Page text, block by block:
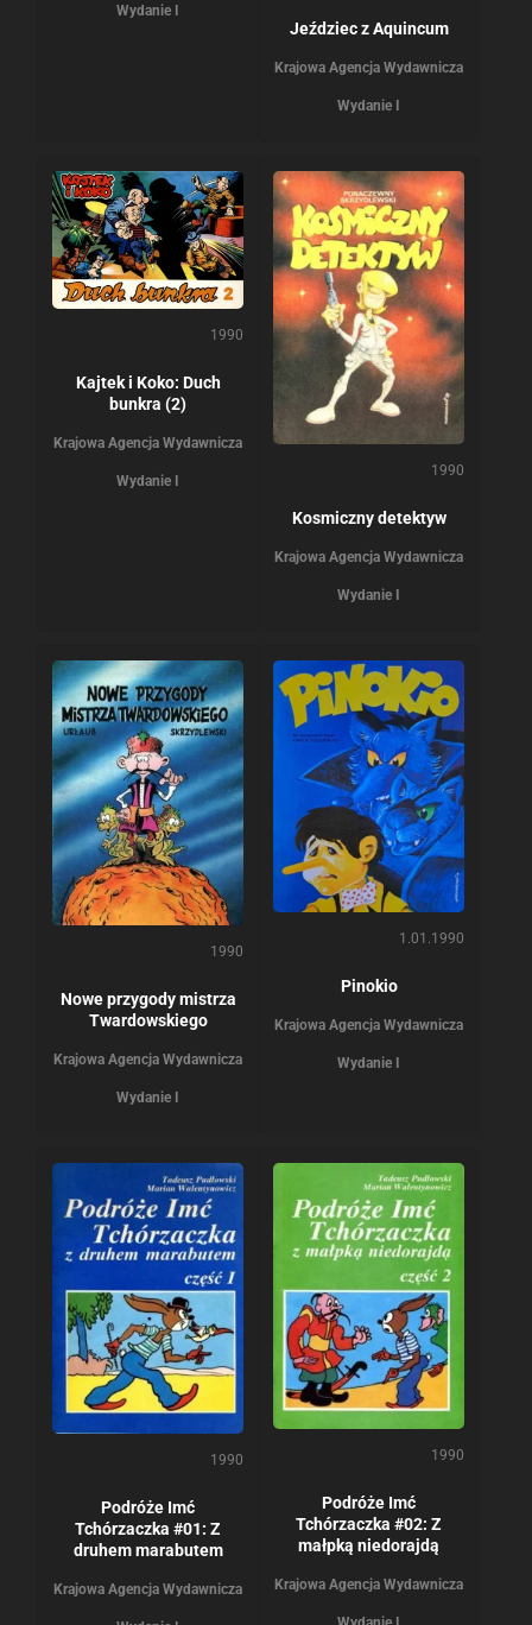
Wydanie I
Jeździec z Aquincum
Krajowa Agencja Wydawnicza
Wydanie I
1990
Kajtek i Koko: Duch
bunkra (2)
Krajowa Agencja Wydawnicza
Wydanie I
1990
Kosmiczny detektyw
Krajowa Agencja Wydawnicza
Wydanie I
1990
Nowe przygody mistrza
Twardowskiego
Krajowa Agencja Wydawnicza
Wydanie I
1.01.1990
Pinokio
Krajowa Agencja Wydawnicza
Wydanie I
1990
Podróże Imć
Tchórzaczka #01: Z
druhem marabutem
Krajowa Agencja Wydawnicza
1990
Podróże Imć
Tchórzaczka #02: Z
małpką niedorajdą
Krajowa Agencja Wydawnicza